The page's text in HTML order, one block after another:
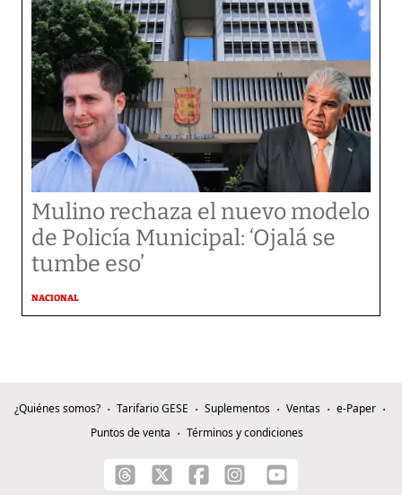
Mulino rechaza el nuevo modelo
de Policía Municipal: ‘Ojalá se
tumbe eso’
NACIONAL
¿Quiénes somos? Tarifario GESE Suplementos Ventas
e-Paper
Puntos de venta
Términos y condiciones